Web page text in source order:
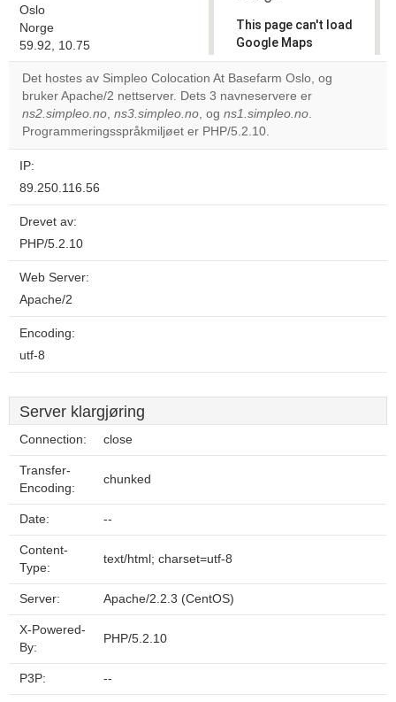
Oslo
Norge
59.92, 10.75
This page can't load
Google Maps
correctly.
Do you
own this
website?
Det hostes av Simpleo Colocation At Basefarm Oslo, og
bruker Apache/2 nettserver. Dets 3 navneservere er
ns2.simpleo.no, ns3.simpleo.no, og ns1.simpleo.no.
Programmeringsspråkmiljøet er PHP/5.2.10.
IP:
89.250.116.56
Drevet av:
PHP/5.2.10
Web Server:
Apache/2
Encoding:
utf-8
Server klargjøring
Connection: close
Transfer-
Encoding:
chunked
Date: --
Content-
Type:
text/html; charset=utf-8
Server: Apache/2.2.3 (CentOS)
X-Powered-
By:
PHP/5.2.10
P3P: --